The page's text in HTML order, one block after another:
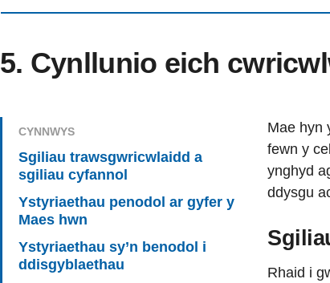
5. Cynllunio eich
CYNNWYS
Sgiliau trawsgwricwlaidd a
sgiliau cyfannol
Ystyriaethau penodol ar gyfer y
Maes hwn
Ystyriaethau sy’n benodol i
ddisgyblaethau
Mae hyn
fewn y
ynghyd
ddysgu
Rhaid i